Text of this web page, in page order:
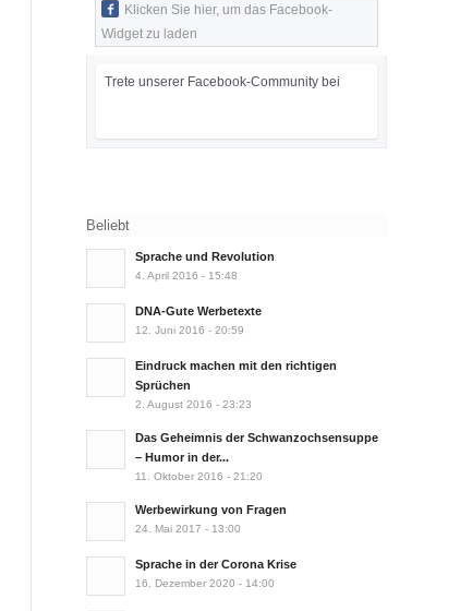
Klicken Sie hier, um das Facebook-
Widget zu laden
Trete unserer Facebook-Community bei
Beliebt
Sprache und Revolution
4. April 2016 - 15:48
DNA-Gute Werbetexte
12. Juni 2016 - 20:59
Eindruck machen mit den richtigen
Sprüchen
2. August 2016 - 23:23
Das Geheimnis der Schwanzochsensuppe
– Humor in der...
11. Oktober 2016 - 21:20
Werbewirkung von Fragen
24. Mai 2017 - 13:00
Sprache in der Corona Krise
16. Dezember 2020 - 14:00